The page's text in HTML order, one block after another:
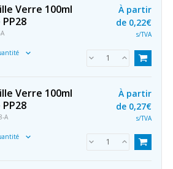
Verre 100ml
À partir
de 0,22€
s/TVA
Verre 100ml
A
À partir
de 0,27€
s/TVA